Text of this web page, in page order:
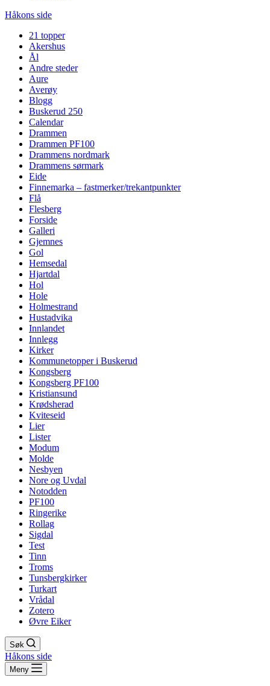
Håkons side
21 topper
Akershus
Ål
Andre steder
Aure
Averøy
Blogg
Buskerud 250
Calendar
Drammen
Drammen PF100
Drammens nordmark
Drammens sørmark
Eide
Finnemarka – fastmerker/trekantpunkter
Flå
Flesberg
Forside
Galleri
Gjemnes
Gol
Hemsedal
Hjartdal
Hol
Hole
Holmestrand
Hustadvika
Innlandet
Innlegg
Kirker
Kommunetopper i Buskerud
Kongsberg
Kongsberg PF100
Kristiansund
Krødsherad
Kviteseid
Lier
Lister
Modum
Molde
Nesbyen
Nore og Uvdal
Notodden
PF100
Ringerike
Rollag
Sigdal
Test
Tinn
Troms
Tunsbergkirker
Turkart
Vrådal
Zotero
Øvre Eiker
Søk
Håkons side
Meny